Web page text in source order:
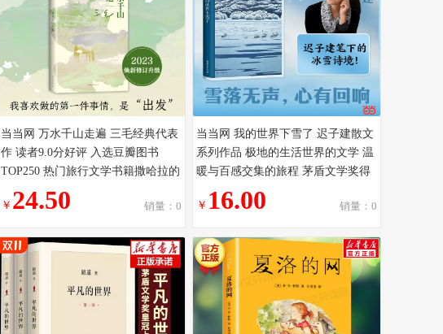
当当网 万水千山走遍 三毛经典代表
作 读者9.0分好评 入选豆瓣图书
TOP250 热门旅行文学书籍撒哈拉的
故事梦里花落知多少雨季不再来
￥ 24.50 销量：0
当当网 我的世界下雪了 迟子建散文
系列作品 极地的生活世界的文学 温
暖与百感交集的旅程 茅盾文学奖得
主迟子建散文自选集书籍
￥ 16.00 销量：0